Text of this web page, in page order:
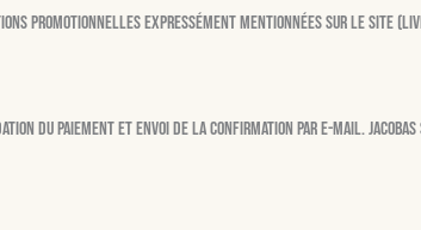
promotionnelles expressément mentionnées sur le site
du paiement et envoi de la confirmation par e-mail.